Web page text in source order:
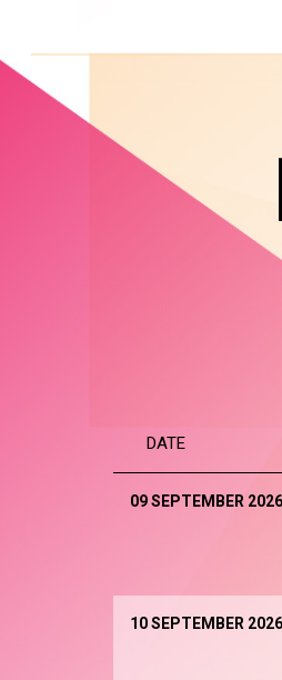
DATE
09 SEPTEMBER 2026
10 SEPTEMBER 2026